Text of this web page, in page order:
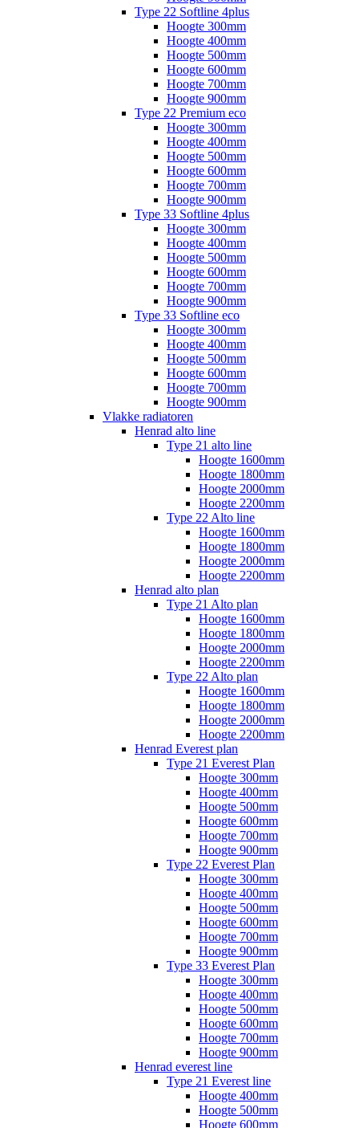
Type 22 Softline 4plus
Hoogte 300mm
Hoogte 400mm
Hoogte 500mm
Hoogte 600mm
Hoogte 700mm
Hoogte 900mm
Type 22 Premium eco
Hoogte 300mm
Hoogte 400mm
Hoogte 500mm
Hoogte 600mm
Hoogte 700mm
Hoogte 900mm
Type 33 Softline 4plus
Hoogte 300mm
Hoogte 400mm
Hoogte 500mm
Hoogte 600mm
Hoogte 700mm
Hoogte 900mm
Type 33 Softline eco
Hoogte 300mm
Hoogte 400mm
Hoogte 500mm
Hoogte 600mm
Hoogte 700mm
Hoogte 900mm
Vlakke radiatoren
Henrad alto line
Type 21 alto line
Hoogte 1600mm
Hoogte 1800mm
Hoogte 2000mm
Hoogte 2200mm
Type 22 Alto line
Hoogte 1600mm
Hoogte 1800mm
Hoogte 2000mm
Hoogte 2200mm
Henrad alto plan
Type 21 Alto plan
Hoogte 1600mm
Hoogte 1800mm
Hoogte 2000mm
Hoogte 2200mm
Type 22 Alto plan
Hoogte 1600mm
Hoogte 1800mm
Hoogte 2000mm
Hoogte 2200mm
Henrad Everest plan
Type 21 Everest Plan
Hoogte 300mm
Hoogte 400mm
Hoogte 500mm
Hoogte 600mm
Hoogte 700mm
Hoogte 900mm
Type 22 Everest Plan
Hoogte 300mm
Hoogte 400mm
Hoogte 500mm
Hoogte 600mm
Hoogte 700mm
Hoogte 900mm
Type 33 Everest Plan
Hoogte 300mm
Hoogte 400mm
Hoogte 500mm
Hoogte 600mm
Hoogte 700mm
Hoogte 900mm
Henrad everest line
Type 21 Everest line
Hoogte 400mm
Hoogte 500mm
Hoogte 600mm